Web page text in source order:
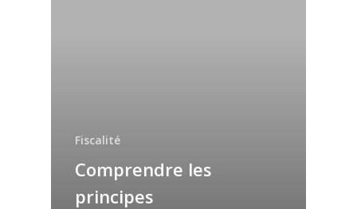
Fiscalité
Comprendre les
principes